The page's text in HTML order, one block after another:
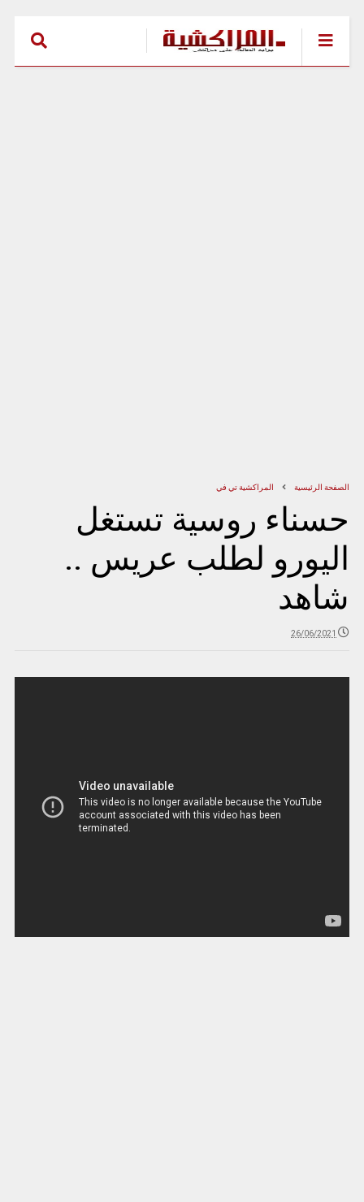
الصفحة الرئيسية المراكشية تي في
حسناء روسية تستغل
اليورو لطلب عريس ..
شاهد
26/06/2021